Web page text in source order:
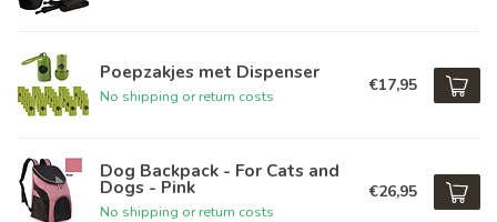
Poepzakjes met Dispenser
No shipping or return costs
€17,95
Dog Backpack - For Cats and
Dogs - Pink
No shipping or return costs
€26,95